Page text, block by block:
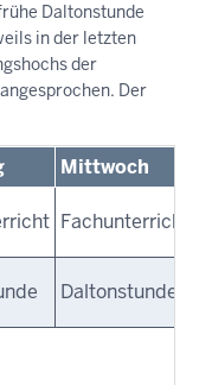
Daltonstunde
in der letzten
der
Der
Mittwoch
Fachunterricht
Daltonstunde